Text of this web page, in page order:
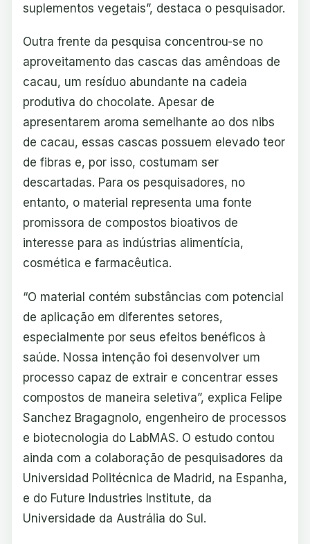
suplementos vegetais”, destaca o pesquisador.
Outra frente da pesquisa concentrou-se no
aproveitamento das cascas das amêndoas de
cacau, um resíduo abundante na cadeia
produtiva do chocolate. Apesar de
apresentarem aroma semelhante ao dos nibs
de cacau, essas cascas possuem elevado teor
de fibras e, por isso, costumam ser
descartadas. Para os pesquisadores, no
entanto, o material representa uma fonte
promissora de compostos bioativos de
interesse para as indústrias alimentícia,
cosmética e farmacêutica.
“O material contém substâncias com potencial
de aplicação em diferentes setores,
especialmente por seus efeitos benéficos à
saúde. Nossa intenção foi desenvolver um
processo capaz de extrair e concentrar esses
compostos de maneira seletiva”, explica Felipe
Sanchez Bragagnolo, engenheiro de processos
e biotecnologia do LabMAS. O estudo contou
ainda com a colaboração de pesquisadores da
Universidad Politécnica de Madrid, na Espanha,
e do Future Industries Institute, da
Universidade da Austrália do Sul.